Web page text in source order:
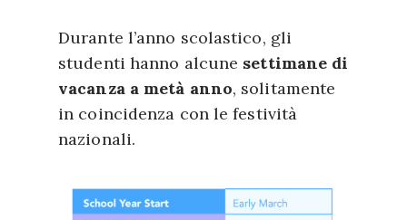
Durante l’anno scolastico, gli
studenti hanno alcune settimane di
vacanza a metà anno, solitamente
in coincidenza con le festività
nazionali.